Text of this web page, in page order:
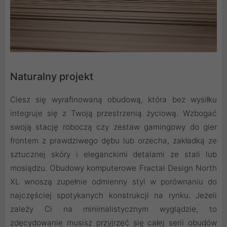
Naturalny projekt
Ciesz się wyrafinowaną obudową, która bez wysiłku
integruje się z Twoją przestrzenią życiową. Wzbogać
swoją stację roboczą czy zestaw gamingowy do gier
frontem z prawdziwego dębu lub orzecha, zakładką ze
sztucznej skóry i eleganckimi detalami ze stali lub
mosiądzu. Obudowy komputerowe Fractal Design North
XL wnoszą zupełnie odmienny styl w porównaniu do
najczęściej spotykanych konstrukcji na rynku. Jeżeli
zależy Ci na minimalistycznym wyglądzie, to
zdecydowanie musisz przyjrzeć się całej serii obudów